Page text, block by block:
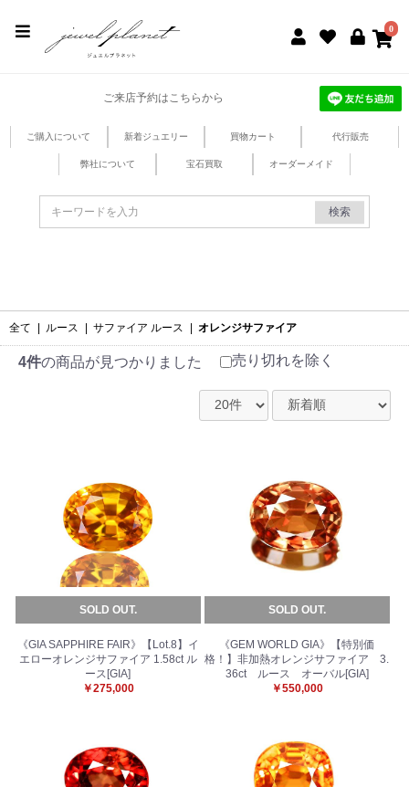
0
ご来店予約はこちらから
ご購入について 新着ジュエリー 買物カート 代行販売
弊社について 宝石買取 オーダーメイド
検索
全て ルース サファイア ルース オレンジサファイア
4件の商品が見つかりました 売り切れを除く
SOLD OUT.
《GIA SAPPHIRE FAIR》【Lot.8】イ
エローオレンジサファイア 1.58ct ル
ース[GIA]
￥275,000
SOLD OUT.
《GEM WORLD GIA》【特別価
格！】非加熱オレンジサファイア 3.
36ct ルース オーバル[GIA]
￥550,000